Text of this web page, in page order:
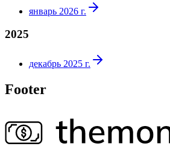
январь 2026 г.
2025
декабрь 2025 г.
Footer